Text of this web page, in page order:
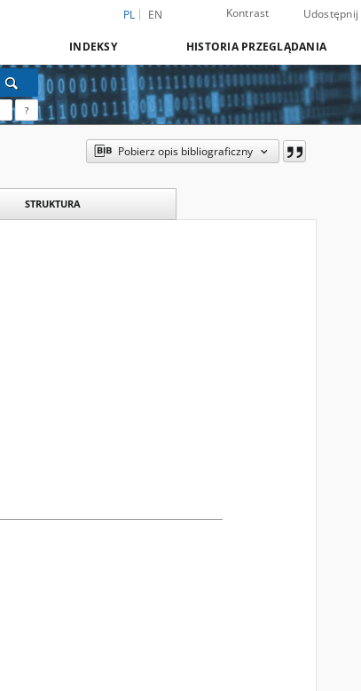
PL EN Kontrast Udostępnij
INDEKSY HISTORIA PRZEGLĄDANIA
?
Pobierz opis bibliograficzny
STRUKTURA